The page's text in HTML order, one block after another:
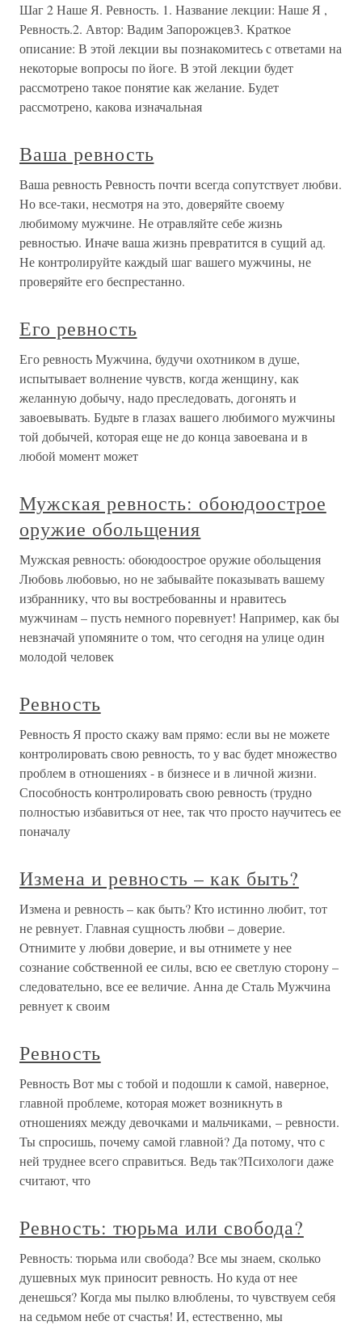
Шаг 2 Наше Я. Ревность. 1. Название лекции: Наше Я ,
Ревность.2. Автор: Вадим Запорожцев3. Краткое
описание: В этой лекции вы познакомитесь с ответами на
некоторые вопросы по йоге. В этой лекции будет
рассмотрено такое понятие как желание. Будет
рассмотрено, какова изначальная
Ваша ревность
Ваша ревность Ревность почти всегда сопутствует любви.
Но все-таки, несмотря на это, доверяйте своему
любимому мужчине. Не отравляйте себе жизнь
ревностью. Иначе ваша жизнь превратится в сущий ад.
Не контролируйте каждый шаг вашего мужчины, не
проверяйте его беспрестанно.
Его ревность
Его ревность Мужчина, будучи охотником в душе,
испытывает волнение чувств, когда женщину, как
желанную добычу, надо преследовать, догонять и
завоевывать. Будьте в глазах вашего любимого мужчины
той добычей, которая еще не до конца завоевана и в
любой момент может
Мужская ревность: обоюдоострое
оружие обольщения
Мужская ревность: обоюдоострое оружие обольщения
Любовь любовью, но не забывайте показывать вашему
избраннику, что вы востребованны и нравитесь
мужчинам – пусть немного поревнует! Например, как бы
невзначай упомяните о том, что сегодня на улице один
молодой человек
Ревность
Ревность Я просто скажу вам прямо: если вы не можете
контролировать свою ревность, то у вас будет множество
проблем в отношениях - в бизнесе и в личной жизни.
Способность контролировать свою ревность (трудно
полностью избавиться от нее, так что просто научитесь ее
поначалу
Измена и ревность – как быть?
Измена и ревность – как быть? Кто истинно любит, тот
не ревнует. Главная сущность любви – доверие.
Отнимите у любви доверие, и вы отнимете у нее
сознание собственной ее силы, всю ее светлую сторону –
следовательно, все ее величие. Анна де Сталь Мужчина
ревнует к своим
Ревность
Ревность Вот мы с тобой и подошли к самой, наверное,
главной проблеме, которая может возникнуть в
отношениях между девочками и мальчиками, – ревности.
Ты спросишь, почему самой главной? Да потому, что с
ней труднее всего справиться. Ведь так?Психологи даже
считают, что
Ревность: тюрьма или свобода?
Ревность: тюрьма или свобода? Все мы знаем, сколько
душевных мук приносит ревность. Но куда от нее
денешься? Когда мы пылко влюблены, то чувствуем себя
на седьмом небе от счастья! И, естественно, мы